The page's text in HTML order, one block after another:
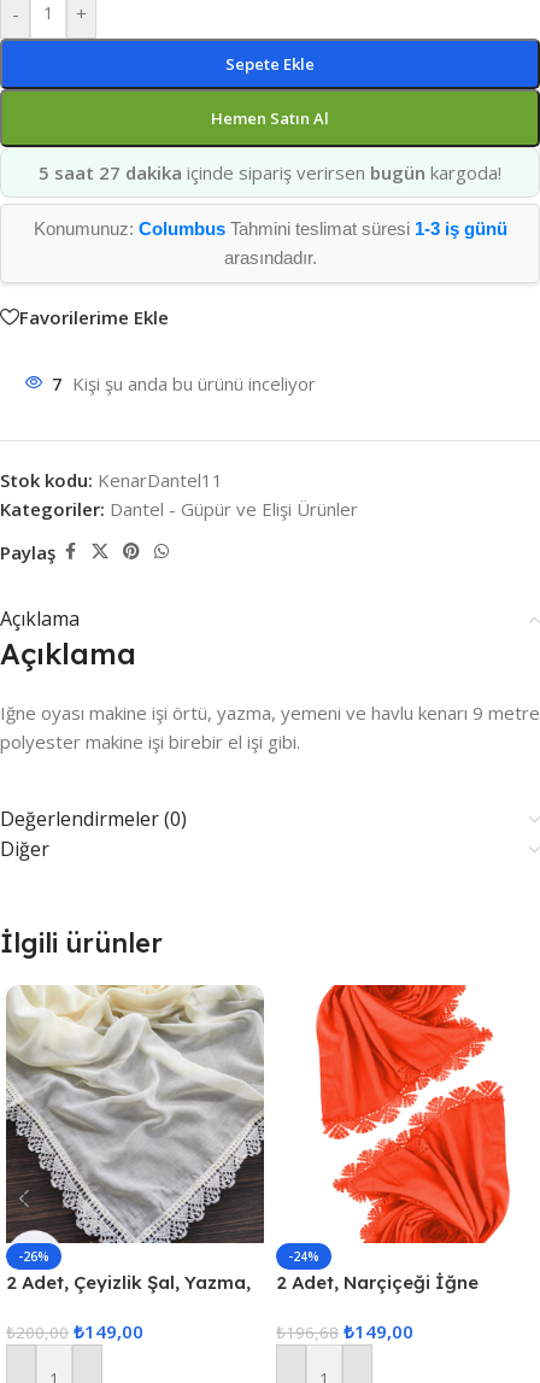
-
+
Sepete Ekle
Hemen Satın Al
5 saat 27 dakika içinde sipariş verirsen bugün kargoda!
Konumunuz: ColumbusTahmini teslimat süresi 1-3 iş günü
arasındadır.
Favorilerime Ekle
7 Kişi şu anda bu ürünü inceliyor
Stok kodu: KenarDantel11
Kategoriler: Dantel - Güpür ve Elişi Ürünler
Paylaş
Açıklama
Açıklama
Iğne oyası makine işi örtü, yazma, yemeni ve havlu kenarı 9 metre
polyester makine işi birebir el işi gibi.
Değerlendirmeler (0)
Diğer
İlgili ürünler
-26%
2 Adet, Çeyizlik Şal, Yazma,
Yazma 2 Adet 100x100cm –
₺200,00 ₺149,00
-24%
2 Adet, Narçiçeği İğne
Çeyizlik İğne Oyası Şal , 70
₺196,68 ₺149,00